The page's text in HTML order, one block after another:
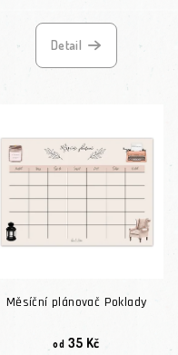
Detail
Měsíční plánovač Poklady
od 35 Kč